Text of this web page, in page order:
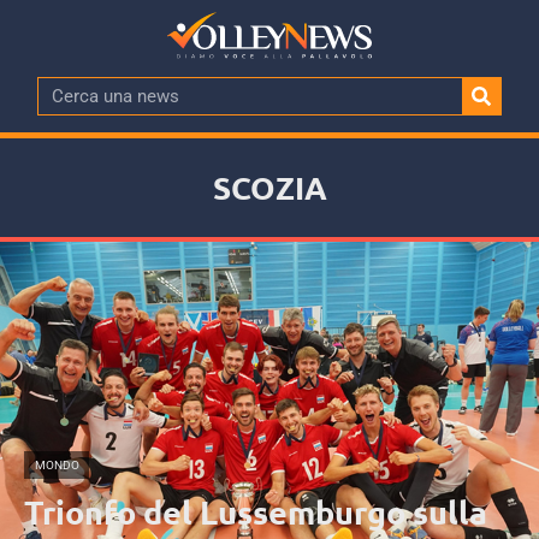
SCOZIA
MONDO
Trionfo del Lussemburgo sulla